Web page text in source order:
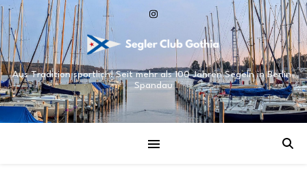
Aus Tradition sportlich! Seit mehr als 100 Jahren Segeln in Berlin-
Spandau